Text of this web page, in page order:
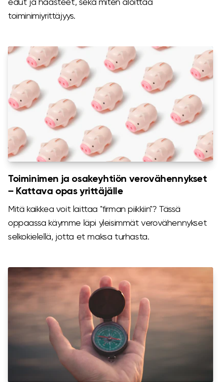
toiminimiyrittäjyys.
Toiminimen ja osakeyhtiön verovähennykset
– Kattava opas yrittäjälle
Mitä kaikkea voit laittaa "firman piikkiin"? Tässä
oppaassa käymme läpi yleisimmät verovähennykset
selkokielellä, jotta et maksa turhasta.